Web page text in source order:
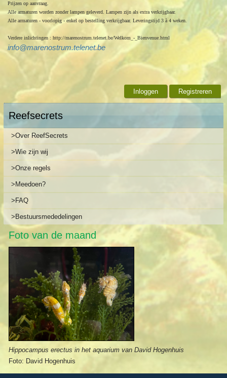
Prijzen op aanvraag.
Alle armaturen worden zonderlampen geleverd. Lampen zijn als extra verkrijgbaar.
Alle armaturen - voorlopig - enkel op bestelling verkrijgbaar. Leveringstijd 3 à 4 weken.
Verdere inlichtingen : http://marenostrum.telenet.be/Welkom_-_Bienvenue.html
info@marenostrum.telenet.be
Inloggen Registreren
Reefsecrets
>Over ReefSecrets
>Wie zijn wij
>Onze regels
>Meedoen?
>FAQ
>Bestuursmededelingen
Foto van de maand
Hippocampus erectus in het aquarium van David Hogenhuis
Foto: David Hogenhuis